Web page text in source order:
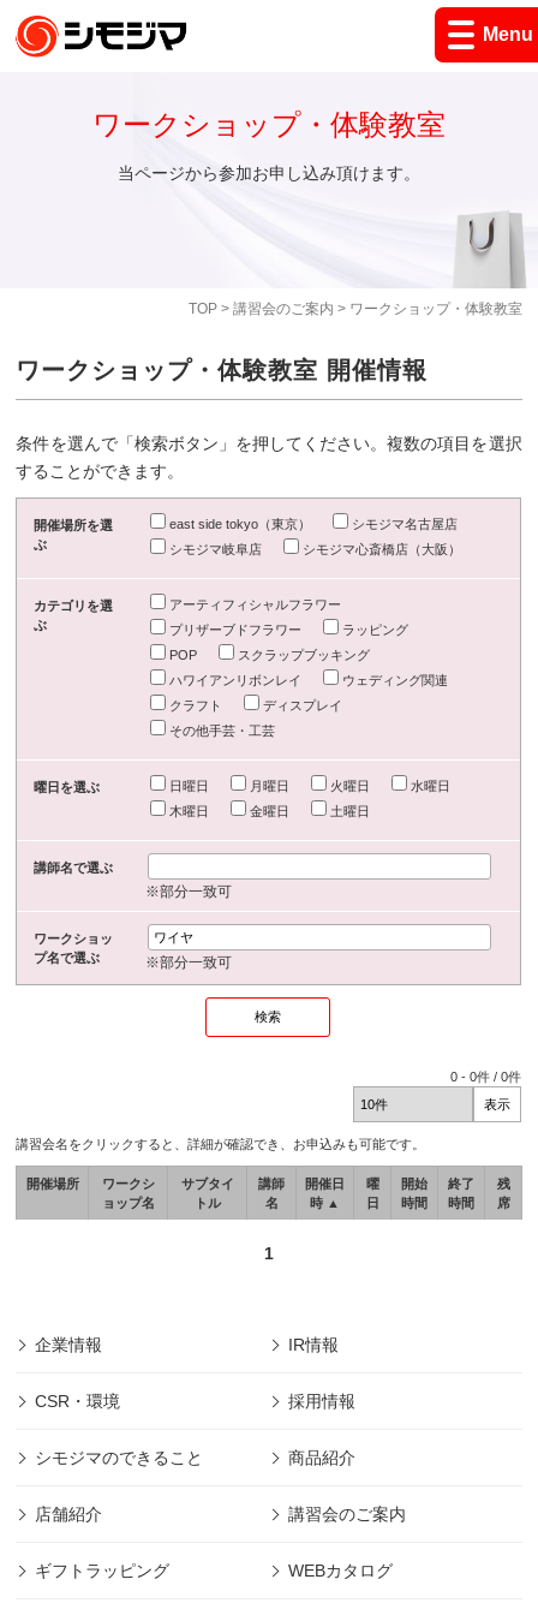
Menu
TOP> 講習会のご案内 > ワークショップ・体験教室
ワークショップ・体験教室
当ページから参加お申し込み頂けます。
ワークショップ・体験教室 開催情報
条件を選んで「検索ボタン」を押してください。複数の項目を選択
することができます。
開催場所を選
ぶ
east side tokyo（東京）
シモジマ名古屋店
シモジマ岐阜店
シモジマ心斎橋店（大阪）
カテゴリを選
ぶ
アーティフィシャルフラワー
プリザーブドフラワー
ラッピング
POP
スクラップブッキング
ハワイアンリボンレイ
ウェディング関連
クラフト
ディスプレイ
その他手芸・工芸
曜日を選ぶ 日曜日 月曜日 火曜日
水曜日
木曜日
金曜日 土曜日
講師名で選ぶ
※部分一致可
ワークショッ
プ名で選ぶ
※部分一致可
0 -0件 /0件
講習会名をクリックすると、詳細が確認でき、お申込みも可能です。
開催場所
ワークシ
ョップ名
サブタイ
トル
講師
名
開催日
時 ▲
曜
日
開始
時間
終了
時間
残
席
1
企業情報 IR情報
CSR・環境 採用情報
シモジマのできること 商品紹介
店舗紹介 講習会のご案内
ギフトラッピング WEBカタログ